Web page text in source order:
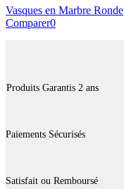
Vasques en Marbre Ronde
Comparer0
Produits Garantis 2 ans
Paiements Sécurisés
Satisfait ou Remboursé